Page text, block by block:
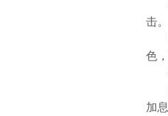
击。
色
加